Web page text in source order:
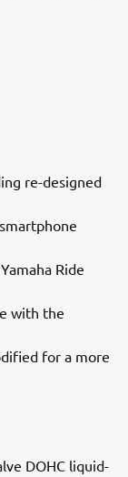
re-designed
Ride
with the
for a more
DOHC liquid-